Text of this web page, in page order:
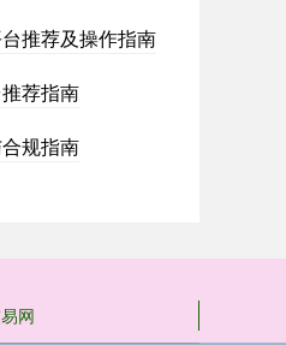
推荐及操作指南
荐指南
规指南
网